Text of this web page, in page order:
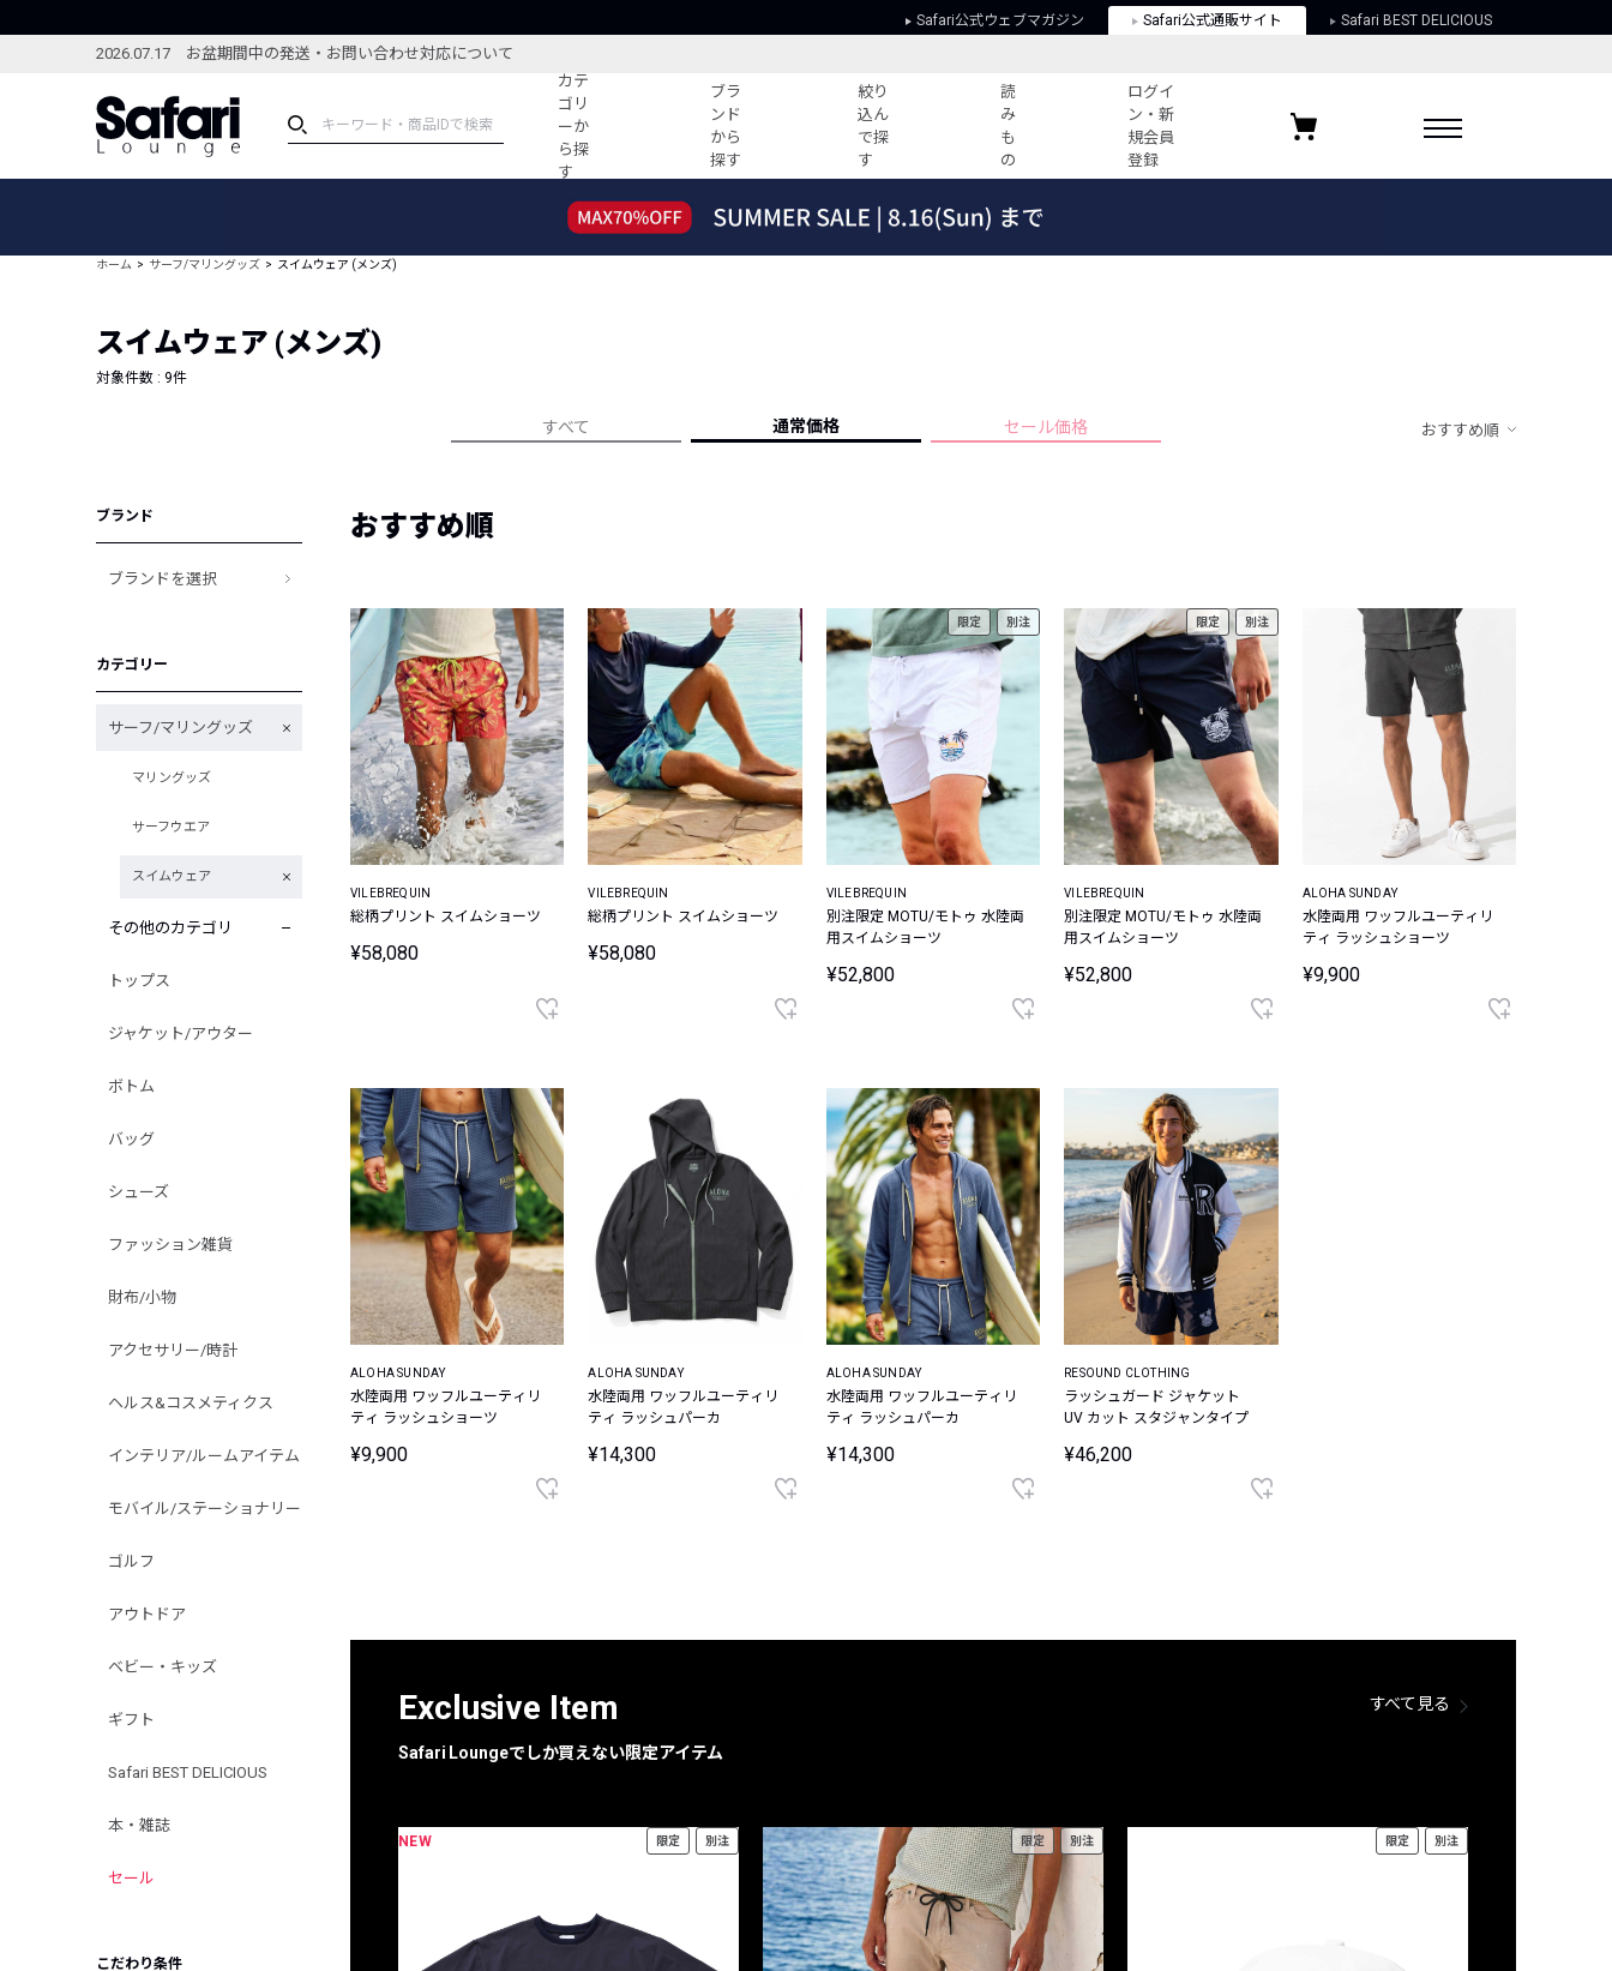
Safari公式ウェブマガジン Safari公式通販サイト Safari BEST DELICIOUS
2026.07.17 お盆期間中の発送・お問い合わせ対応について
カテ
ゴリ
ーか
ら探
す
ブラ
ンド
から
探す
絞り
込ん
で探
す
読
み
も
の
ログイ
ン・新
規会員
登録
ブランドから探す
新着アイテム
編集部のおすすめアイテム
特集記事
すべての記事
人気記事ランキング
フォーカスブランド
セールおすすめアイテム
人気アイテム TOP 15
プライバシーポリシー
お気に入りブランド
ホーム サーフ/マリングッズ スイムウェア (メンズ)
スイムウェア (メンズ)
対象件数 : 9件
すべて 通常価格 セール価格 おすすめ順
ブランド
ブランドを選択
カテゴリー
サーフ/マリングッズ
マリングッズ
サーフウエア
スイムウェア
その他のカテゴリ
トップス
ジャケット/アウター
ボトム
バッグ
シューズ
ファッション雑貨
財布/小物
アクセサリー/時計
ヘルス&コスメティクス
インテリア/ルームアイテム
モバイル/ステーショナリー
ゴルフ
アウトドア
ベビー・キッズ
ギフト
Safari BEST DELICIOUS
本・雑誌
セール
こだわり条件
おすすめ順
VILEBREQUIN
総柄プリント スイムショーツ
¥58,080
VILEBREQUIN
総柄プリント スイムショーツ
¥58,080
限定 別注
VILEBREQUIN
別注限定 MOTU/モトゥ 水陸両
用スイムショーツ
¥52,800
限定 別注
VILEBREQUIN
別注限定 MOTU/モトゥ 水陸両
用スイムショーツ
¥52,800
ALOHA SUNDAY
水陸両用 ワッフルユーティリ
ティ ラッシュショーツ
¥9,900
ALOHA SUNDAY
水陸両用 ワッフルユーティリ
ティ ラッシュショーツ
¥9,900
ALOHA SUNDAY
水陸両用 ワッフルユーティリ
ティ ラッシュパーカ
¥14,300
ALOHA SUNDAY
水陸両用 ワッフルユーティリ
ティ ラッシュパーカ
¥14,300
RESOUND CLOTHING
ラッシュガード ジャケット
UV カット スタジャンタイプ
¥46,200
Exclusive Item
Safari Loungeでしか買えない限定アイテム
すべて見る
NEW 限定 別注 限定 別注 限定 別注